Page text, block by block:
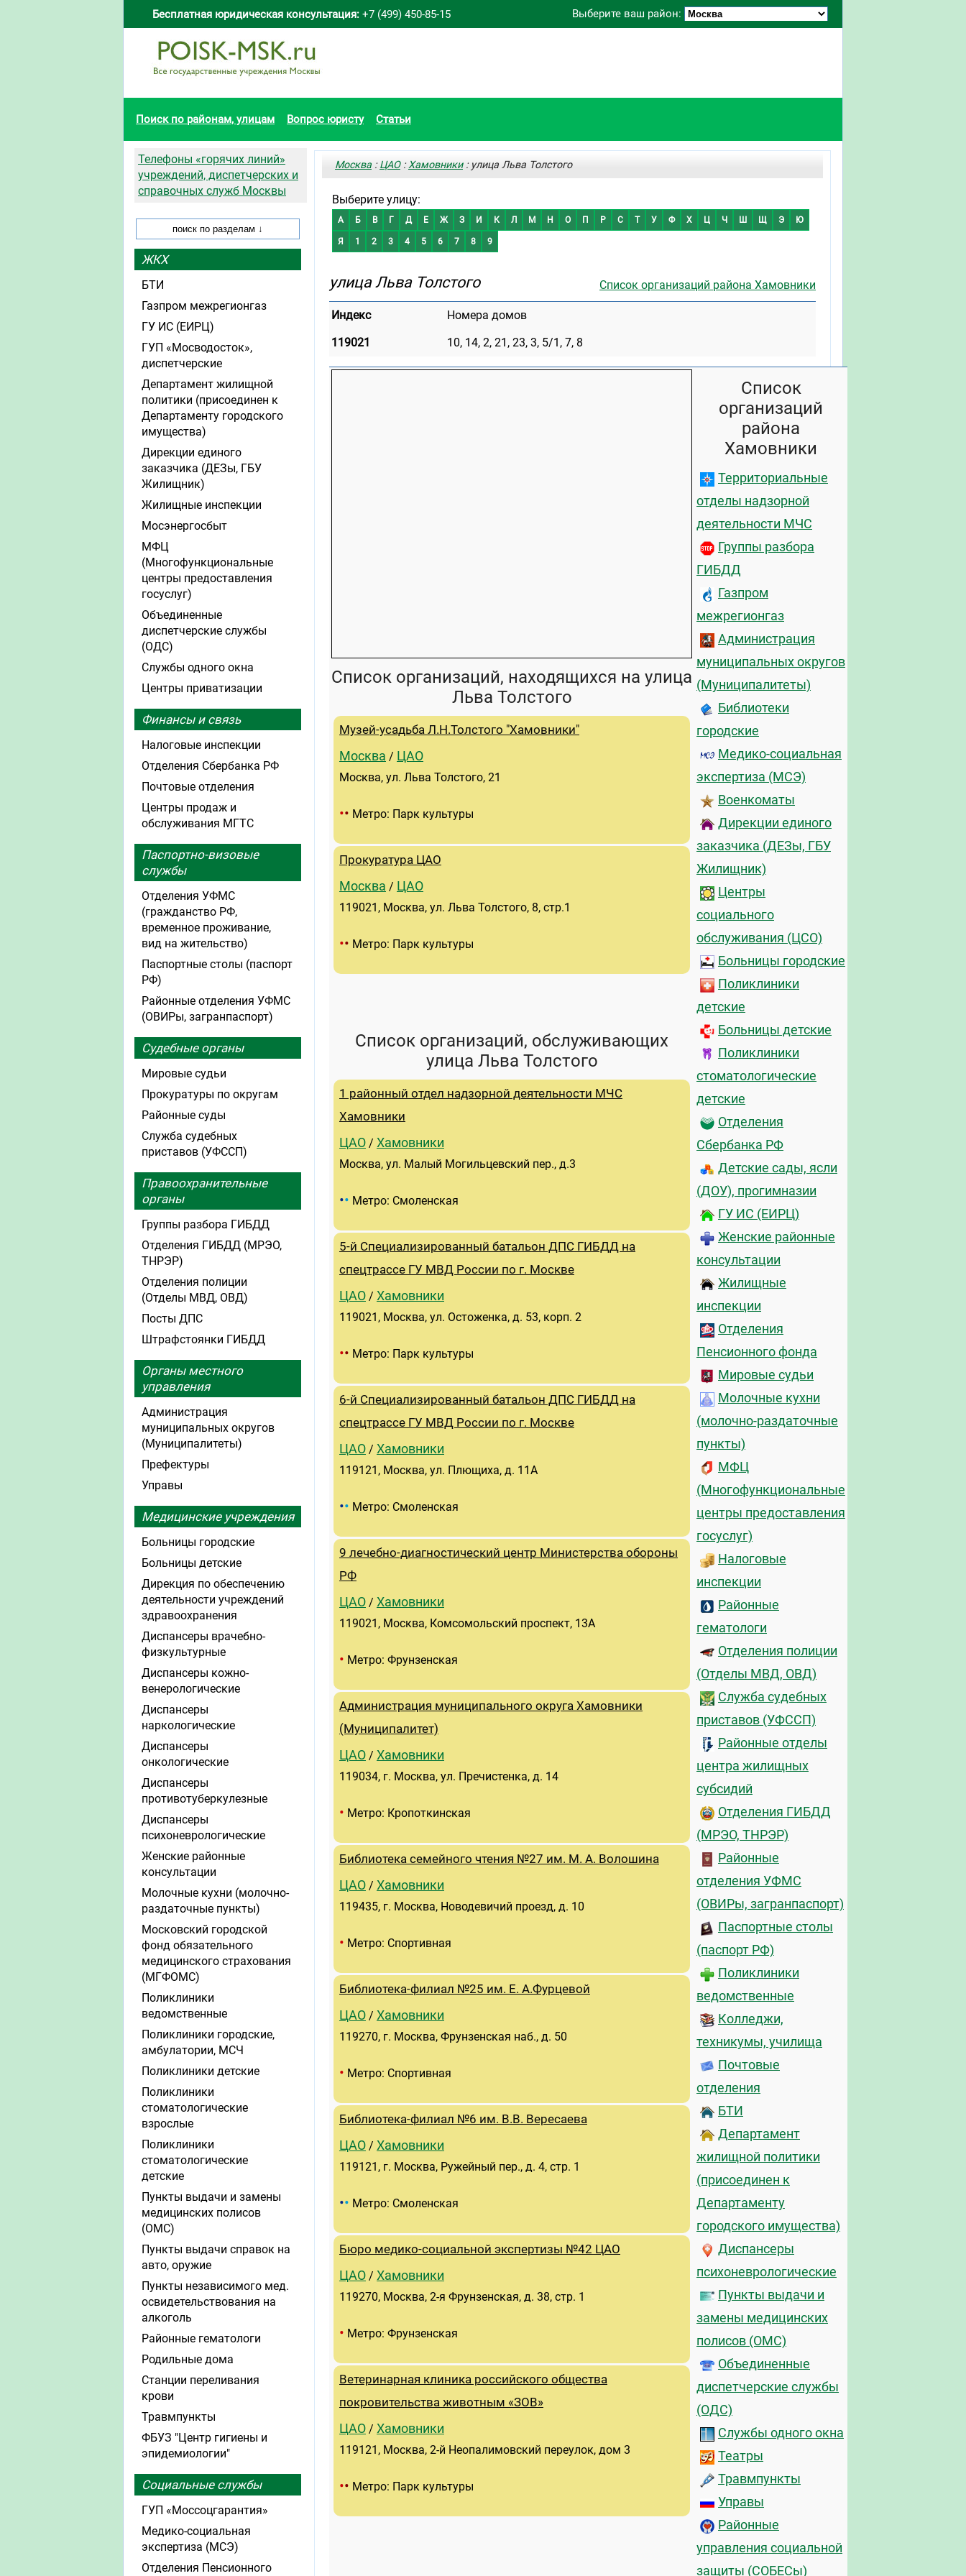
Выберите ваш район:
Бесплатная юридическая консультация: +7 (499) 450-85-15
Поиск по районам, улицам Вопрос юристу Статьи
Москва :ЦАО:Хамовники: улица Льва Толстого
Выберите улицу:
А Б В Г Д Е Ж З И К Л М Н О П Р С Т У Ф Х Ц Ч Ш Щ Э Ю
Я 1 2 3 4 5 6 7 8 9
Список организаций района Хамовники
улица Льва Толстого
Индекс
Номера домов
119021
10, 14, 2, 21, 23, 3, 5/1, 7, 8
Список организаций, находящихся на улица
Льва Толстого
Музей-усадьба Л.Н.Толстого "Хамовники"
Москва / ЦАО
Москва, ул. Льва Толстого, 21
•• Метро: Парк культуры
Прокуратура ЦАО
Москва / ЦАО
119021, Москва, ул. Льва Толстого, 8, стр.1
•• Метро: Парк культуры
Список организаций, обслуживающих
улица Льва Толстого
1 районный отдел надзорной деятельности МЧС
Хамовники
ЦАО / Хамовники
Москва, ул. Малый Могильцевский пер., д.3
•• Метро: Смоленская
5-й Специализированный батальон ДПС ГИБДД на
спецтрассе ГУ МВД России по г. Москве
ЦАО / Хамовники
119021, Москва, ул. Остоженка, д. 53, корп. 2
•• Метро: Парк культуры
6-й Специализированный батальон ДПС ГИБДД на
спецтрассе ГУ МВД России по г. Москве
ЦАО / Хамовники
119121, Москва, ул. Плющиха, д. 11А
•• Метро: Смоленская
9 лечебно-диагностический центр Министерства обороны
РФ
ЦАО / Хамовники
119021, Москва, Комсомольский проспект, 13А
• Метро: Фрунзенская
Администрация муниципального округа Хамовники
(Муниципалитет)
ЦАО / Хамовники
119034, г. Москва, ул. Пречистенка, д. 14
• Метро: Кропоткинская
Библиотека семейного чтения №27 им. М. А. Волошина
ЦАО / Хамовники
119435, г. Москва, Новодевичий проезд, д. 10
• Метро: Спортивная
Библиотека-филиал №25 им. Е. А.Фурцевой
ЦАО / Хамовники
119270, г. Москва, Фрунзенская наб., д. 50
• Метро: Спортивная
Библиотека-филиал №6 им. В.В. Вересаева
ЦАО / Хамовники
119121, г. Москва, Ружейный пер., д. 4, стр. 1
•• Метро: Смоленская
Бюро медико-социальной экспертизы №42 ЦАО
ЦАО / Хамовники
119270, Москва, 2-я Фрунзенская, д. 38, стр. 1
• Метро: Фрунзенская
Ветеринарная клиника российского общества
покровительства животным «ЗОВ»
ЦАО / Хамовники
119121, Москва, 2-й Неопалимовский переулок, дом 3
•• Метро: Парк культуры
Список
организаций
района
Хамовники
Территориальные
отделы надзорной
деятельности МЧС
Группы разбора
ГИБДД
Газпром
межрегионгаз
Администрация
муниципальных округов
(Муниципалитеты)
Библиотеки
городские
Медико-социальная
экспертиза (МСЭ)
Военкоматы
Дирекции единого
заказчика (ДЕЗы, ГБУ
Жилищник)
Центры
социального
обслуживания (ЦСО)
Больницы городские
Поликлиники
детские
Больницы детские
Поликлиники
стоматологические
детские
Отделения
Сбербанка РФ
Детские сады, ясли
(ДОУ), прогимназии
ГУ ИС (ЕИРЦ)
Женские районные
консультации
Жилищные
инспекции
Отделения
Пенсионного фонда
Мировые судьи
Молочные кухни
(молочно-раздаточные
пункты)
МФЦ
(Многофункциональные
центры предоставления
госуслуг)
Налоговые
инспекции
Районные
гематологи
Отделения полиции
(Отделы МВД, ОВД)
Служба судебных
приставов (УФССП)
Районные отделы
центра жилищных
субсидий
Отделения ГИБДД
(МРЭО, ТНРЭР)
Районные
отделения УФМС
(ОВИРы, загранпаспорт)
Паспортные столы
(паспорт РФ)
Поликлиники
ведомственные
Колледжи,
техникумы, училища
Почтовые
отделения
БТИ
Департамент
жилищной политики
(присоединен к
Департаменту
городского имущества)
Диспансеры
психоневрологические
Пункты выдачи и
замены медицинских
полисов (ОМС)
Объединенные
диспетчерские службы
(ОДС)
Службы одного окна
Театры
Травмпункты
Управы
Районные
управления социальной
защиты (СОБЕСы)
Телефоны «горячих линий»
учреждений, диспетчерских и
справочных служб Москвы
ЖКХ
БТИ
Газпром межрегионгаз
ГУ ИС (ЕИРЦ)
ГУП «Мосводосток»,
диспетчерские
Департамент жилищной
политики (присоединен к
Департаменту городского
имущества)
Дирекции единого
заказчика (ДЕЗы, ГБУ
Жилищник)
Жилищные инспекции
Мосэнергосбыт
МФЦ
(Многофункциональные
центры предоставления
госуслуг)
Объединенные
диспетчерские службы
(ОДС)
Службы одного окна
Центры приватизации
Финансы и связь
Налоговые инспекции
Отделения Сбербанка РФ
Почтовые отделения
Центры продаж и
обслуживания МГТС
Паспортно-визовые
службы
Отделения УФМС
(гражданство РФ,
временное проживание,
вид на жительство)
Паспортные столы (паспорт
РФ)
Районные отделения УФМС
(ОВИРы, загранпаспорт)
Судебные органы
Мировые судьи
Прокуратуры по округам
Районные суды
Служба судебных
приставов (УФССП)
Правоохранительные
органы
Группы разбора ГИБДД
Отделения ГИБДД (МРЭО,
ТНРЭР)
Отделения полиции
(Отделы МВД, ОВД)
Посты ДПС
Штрафстоянки ГИБДД
Органы местного
управления
Администрация
муниципальных округов
(Муниципалитеты)
Префектуры
Управы
Медицинские учреждения
Больницы городские
Больницы детские
Дирекция по обеспечению
деятельности учреждений
здравоохранения
Диспансеры врачебно-
физкультурные
Диспансеры кожно-
венерологические
Диспансеры
наркологические
Диспансеры
онкологические
Диспансеры
противотуберкулезные
Диспансеры
психоневрологические
Женские районные
консультации
Молочные кухни (молочно-
раздаточные пункты)
Московский городской
фонд обязательного
медицинского страхования
(МГФОМС)
Поликлиники
ведомственные
Поликлиники городские,
амбулатории, МСЧ
Поликлиники детские
Поликлиники
стоматологические
взрослые
Поликлиники
стоматологические
детские
Пункты выдачи и замены
медицинских полисов
(ОМС)
Пункты выдачи справок на
авто, оружие
Пункты независимого мед.
освидетельствования на
алкоголь
Районные гематологи
Родильные дома
Станции переливания
крови
Травмпункты
ФБУЗ "Центр гигиены и
эпидемиологии"
Социальные службы
ГУП «Моссоцгарантия»
Медико-социальная
экспертиза (МСЭ)
Отделения Пенсионного